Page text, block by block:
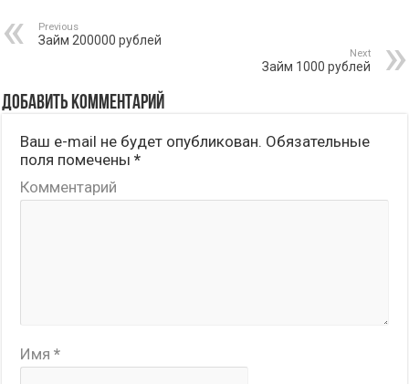
Previous
Займ 200000 рублей
Next
Займ 1000 рублей
Добавить комментарий
Ваш e-mail не будет опубликован. Обязательные
поля помечены*
Комментарий
Имя*